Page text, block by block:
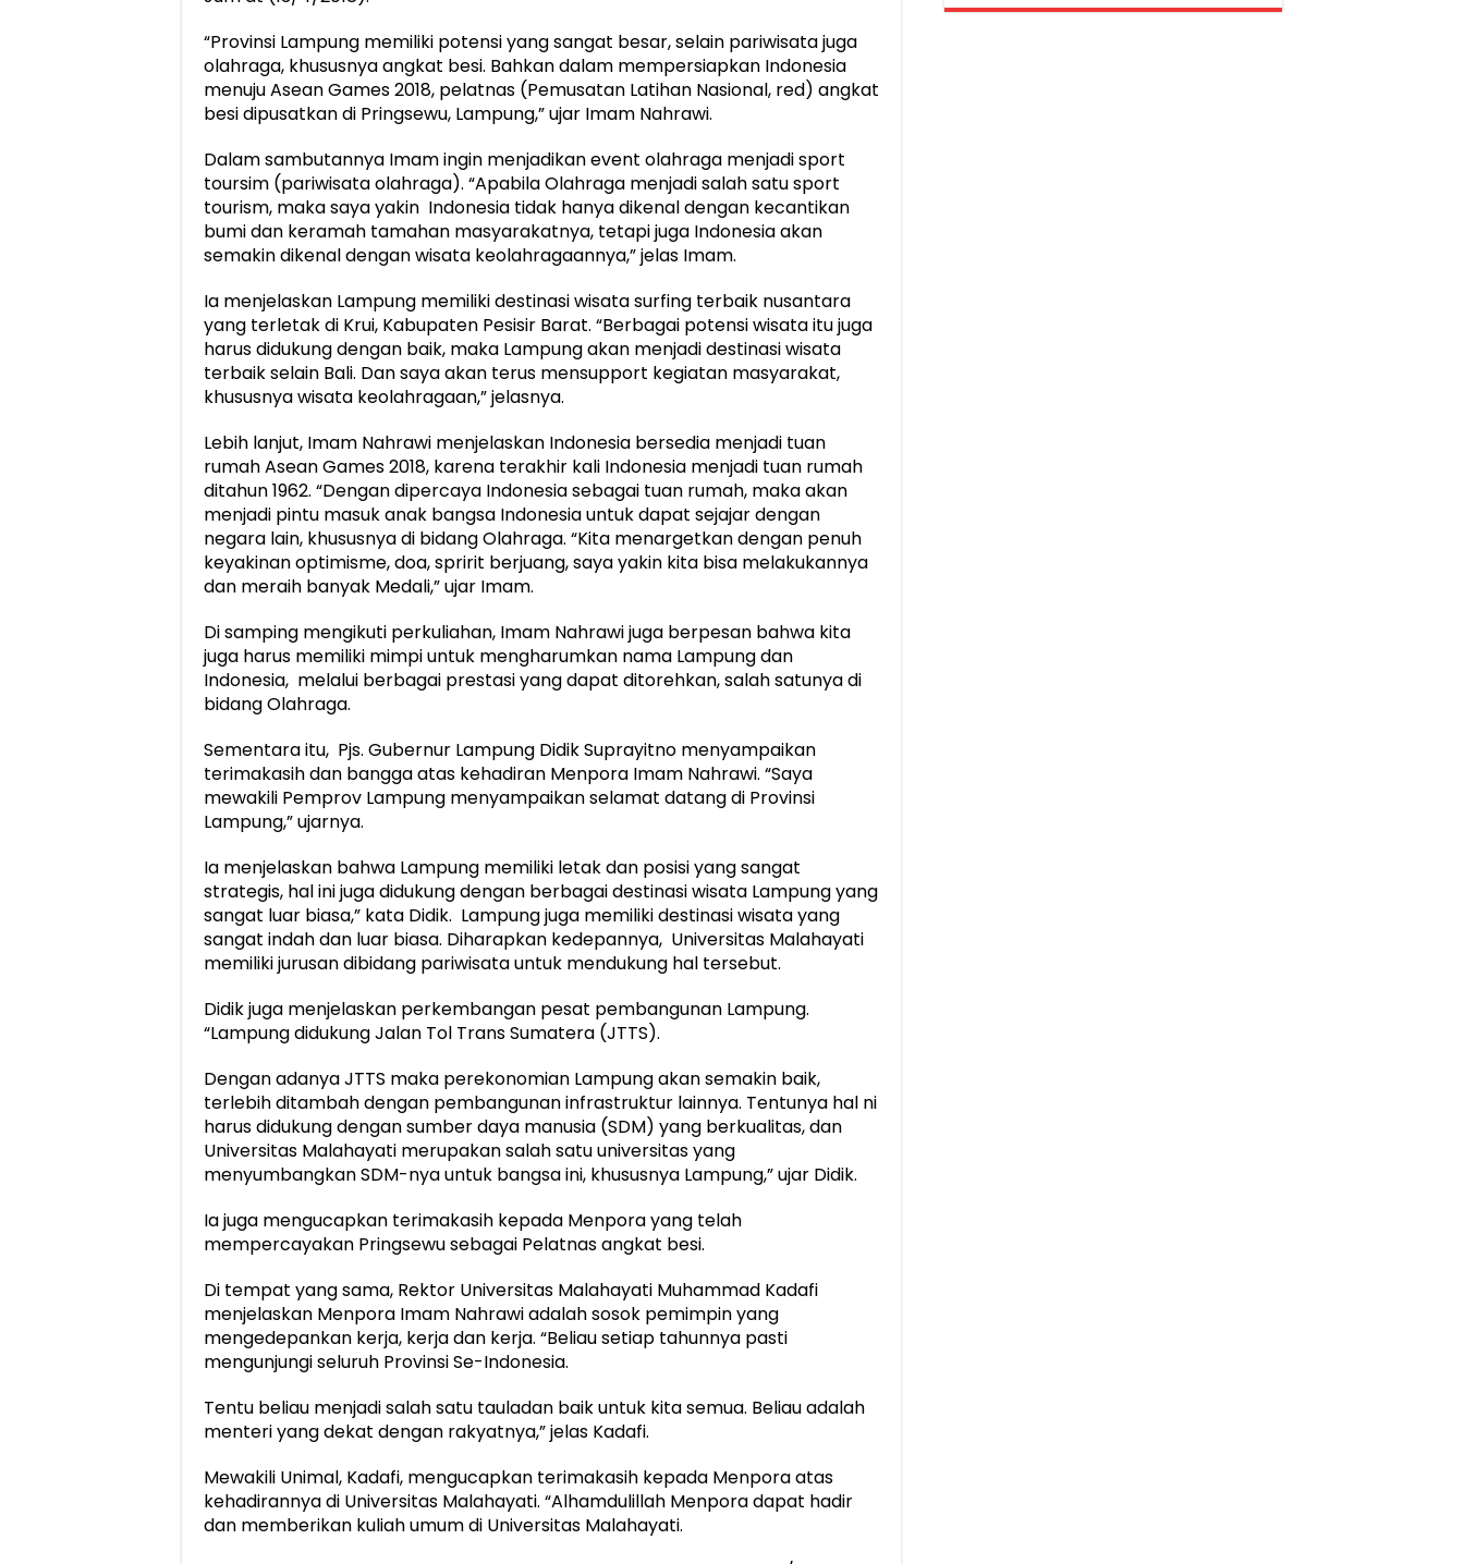
“Provinsi Lampung memiliki potensi yang sangat besar, selain pariwisata juga
olahraga, khususnya angkat besi. Bahkan dalam mempersiapkan Indonesia
menuju Asean Games 2018, pelatnas (Pemusatan Latihan Nasional, red) angkat
besi dipusatkan di Pringsewu, Lampung,” ujar Imam Nahrawi.
Dalam sambutannya Imam ingin menjadikan event olahraga menjadi sport
toursim (pariwisata olahraga). “Apabila Olahraga menjadi salah satu sport
tourism, maka saya yakin Indonesia tidak hanya dikenal dengan kecantikan
bumi dan keramah tamahan masyarakatnya, tetapi juga Indonesia akan
semakin dikenal dengan wisata keolahragaannya,” jelas Imam.
Ia menjelaskan Lampung memiliki destinasi wisata surfing terbaik nusantara
yang terletak di Krui, Kabupaten Pesisir Barat. “Berbagai potensi wisata itu juga
harus didukung dengan baik, maka Lampung akan menjadi destinasi wisata
terbaik selain Bali. Dan saya akan terus mensupport kegiatan masyarakat,
khususnya wisata keolahragaan,” jelasnya.
Lebih lanjut, Imam Nahrawi menjelaskan Indonesia bersedia menjadi tuan
rumah Asean Games 2018, karena terakhir kali Indonesia menjadi tuan rumah
ditahun 1962. “Dengan dipercaya Indonesia sebagai tuan rumah, maka akan
menjadi pintu masuk anak bangsa Indonesia untuk dapat sejajar dengan
negara lain, khususnya di bidang Olahraga. “Kita menargetkan dengan penuh
keyakinan optimisme, doa, spririt berjuang, saya yakin kita bisa melakukannya
dan meraih banyak Medali,” ujar Imam.
Di samping mengikuti perkuliahan, Imam Nahrawi juga berpesan bahwa kita
juga harus memiliki mimpi untuk mengharumkan nama Lampung dan
Indonesia, melalui berbagai prestasi yang dapat ditorehkan, salah satunya di
bidang Olahraga.
Sementara itu, Pjs. Gubernur Lampung Didik Suprayitno menyampaikan
terimakasih dan bangga atas kehadiran Menpora Imam Nahrawi. “Saya
mewakili Pemprov Lampung menyampaikan selamat datang di Provinsi
Lampung,” ujarnya.
Ia menjelaskan bahwa Lampung memiliki letak dan posisi yang sangat
strategis, hal ini juga didukung dengan berbagai destinasi wisata Lampung yang
sangat luar biasa,” kata Didik. Lampung juga memiliki destinasi wisata yang
sangat indah dan luar biasa. Diharapkan kedepannya, Universitas Malahayati
memiliki jurusan dibidang pariwisata untuk mendukung hal tersebut.
Didik juga menjelaskan perkembangan pesat pembangunan Lampung.
“Lampung didukung Jalan Tol Trans Sumatera (JTTS).
Dengan adanya JTTS maka perekonomian Lampung akan semakin baik,
terlebih ditambah dengan pembangunan infrastruktur lainnya. Tentunya hal ni
harus didukung dengan sumber daya manusia (SDM) yang berkualitas, dan
Universitas Malahayati merupakan salah satu universitas yang
menyumbangkan SDM-nya untuk bangsa ini, khususnya Lampung,” ujar Didik.
Ia juga mengucapkan terimakasih kepada Menpora yang telah
mempercayakan Pringsewu sebagai Pelatnas angkat besi.
Di tempat yang sama, Rektor Universitas Malahayati Muhammad Kadafi
menjelaskan Menpora Imam Nahrawi adalah sosok pemimpin yang
mengedepankan kerja, kerja dan kerja. “Beliau setiap tahunnya pasti
mengunjungi seluruh Provinsi Se-Indonesia.
Tentu beliau menjadi salah satu tauladan baik untuk kita semua. Beliau adalah
menteri yang dekat dengan rakyatnya,” jelas Kadafi.
Mewakili Unimal, Kadafi, mengucapkan terimakasih kepada Menpora atas
kehadirannya di Universitas Malahayati. “Alhamdulillah Menpora dapat hadir
dan memberikan kuliah umum di Universitas Malahayati.